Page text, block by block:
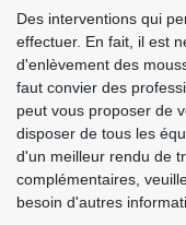
Des interventions qui
effectuer. En fait, il est
d'enlèvement des
faut convier des
peut vous proposer de
disposer de tous les
d'un meilleur rendu de
complémentaires,
besoin d'autres